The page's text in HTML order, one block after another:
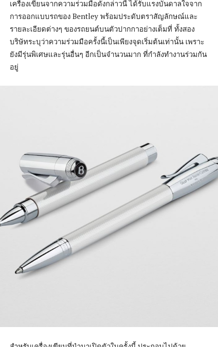
เครื่องเขียนจากความร่วมมือดังกล่าวนี้ ได้รับแรงบันดาลใจจาก
การออกแบบรถของ Bentley พร้อมประดับตราสัญลักษณ์และ
รายละเอียดต่างๆ ของรถยนต์บนตัวปากกาอย่างเต็มที่ ทั้งสอง
บริษัทระบุว่าความร่วมมือครั้งนี้เป็นเพียงจุดเริ่มต้นเท่านั้น เพราะ
ยังมีรุ่นพิเศษและรุ่นอื่นๆ อีกเป็นจำนวนมาก ที่กำลังทำงานร่วมกัน
อยู่